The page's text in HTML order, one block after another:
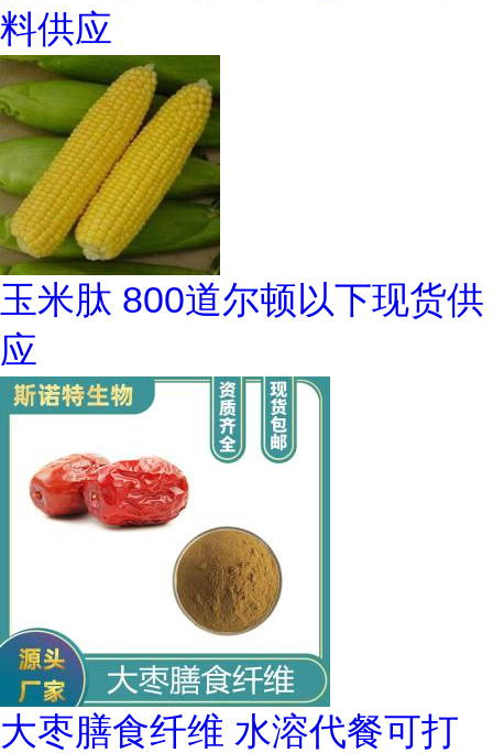
料供应
玉米肽 800道尔顿以下现货供
应
大枣膳食纤维 水溶代餐可打